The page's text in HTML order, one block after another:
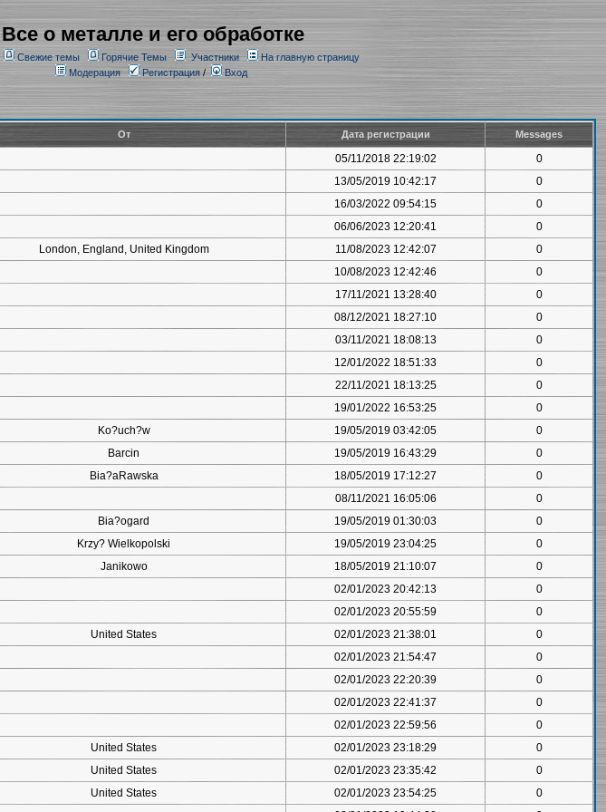
Все о металле и его обработке
Свежие темы Горячие Темы Участники
На главную страницу
Модерация
Регистрация/ Вход
От Дата регистрации Messages
05/11/2018 22:19:02
0
13/05/2019 10:42:17
0
16/03/2022 09:54:15
0
06/06/2023 12:20:41
0
London, England, United Kingdom 11/08/2023 12:42:07
0
10/08/2023 12:42:46
0
17/11/2021 13:28:40
0
08/12/2021 18:27:10
0
03/11/2021 18:08:13
0
12/01/2022 18:51:33
0
22/11/2021 18:13:25
0
19/01/2022 16:53:25
0
Ko?uch?w 19/05/2019 03:42:05
0
Barcin 19/05/2019 16:43:29
0
Bia?aRawska 18/05/2019 17:12:27
0
08/11/2021 16:05:06
0
Bia?ogard 19/05/2019 01:30:03
0
Krzy? Wielkopolski 19/05/2019 23:04:25
0
Janikowo 18/05/2019 21:10:07
0
02/01/2023 20:42:13
0
02/01/2023 20:55:59
0
United States 02/01/2023 21:38:01
0
02/01/2023 21:54:47
0
02/01/2023 22:20:39
0
02/01/2023 22:41:37
0
02/01/2023 22:59:56
0
United States 02/01/2023 23:18:29
0
United States 02/01/2023 23:35:42
0
United States 02/01/2023 23:54:25
0